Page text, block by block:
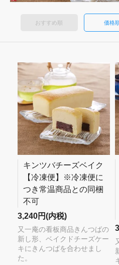
おすすめ順 価格
キンツバチーズベイク
【冷凍便】※冷凍便に
つき常温商品との同梱
不可
3,240円(内税)
又一庵の看板商品きんつばの
新し形、ベイクドチーズケー
キにきんつばを合わせまし
た。